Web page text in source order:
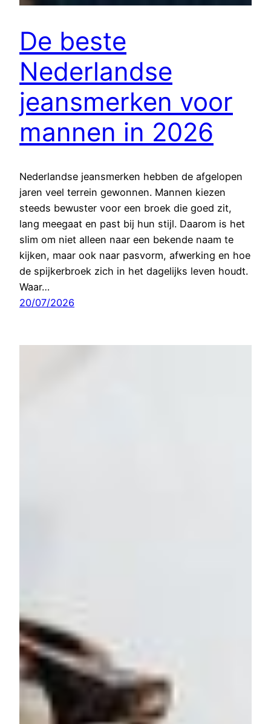
De beste
Nederlandse
jeansmerken voor
mannen in 2026
Nederlandse jeansmerken hebben de afgelopen
jaren veel terrein gewonnen. Mannen kiezen
steeds bewuster voor een broek die goed zit,
lang meegaat en past bij hun stijl. Daarom is het
slim om niet alleen naar een bekende naam te
kijken, maar ook naar pasvorm, afwerking en hoe
de spijkerbroek zich in het dagelijks leven houdt.
Waar…
20/07/2026